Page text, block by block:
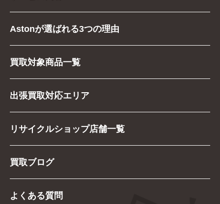
Astonが選ばれる3つの理由
買取対象商品一覧
出張買取対応エリア
リサイクルショップ店舗一覧
買取ブログ
よくある質問